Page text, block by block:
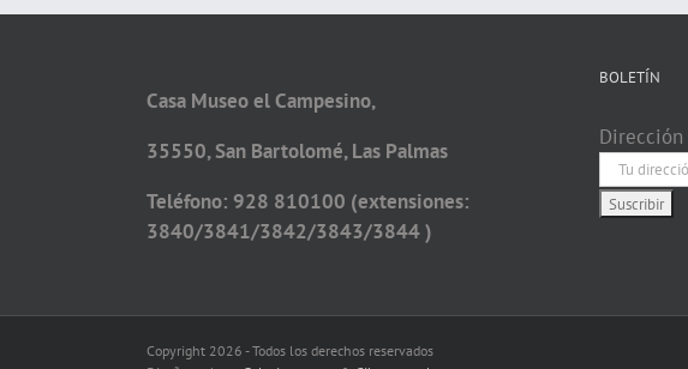
Casa Museo el Campesino,
35550, San Bartolomé, Las Palmas
Teléfono: 928 810100 (extensiones:
3840/3841/3842/3843/3844 )
BOLETÍN
Copyright 2026 - Todos los derechos reservados